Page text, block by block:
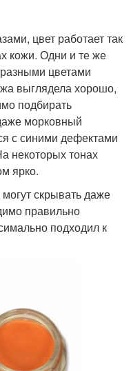
цвет работает так
кожи. Одни и те же
цветами
выглядела хорошо,
подбирать
морковный
с синими дефектами
некоторых тонах
ярко.
скрывать даже
правильно
подходил к